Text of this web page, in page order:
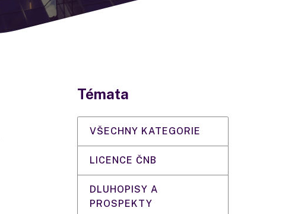
Témata
VŠECHNY KATEGORIE
LICENCE ČNB
DLUHOPISY A
PROSPEKTY